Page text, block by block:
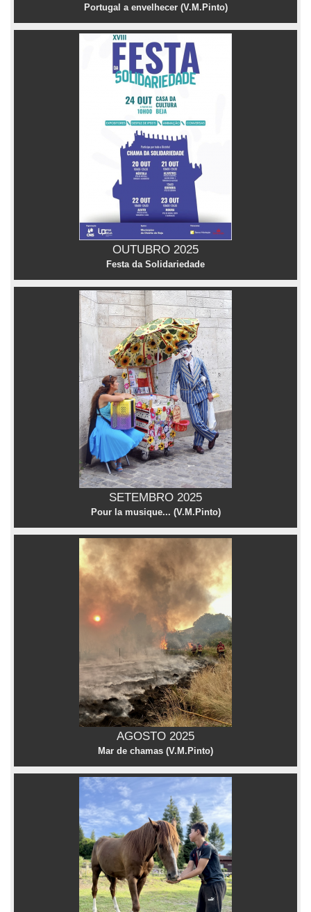
Portugal a envelhecer (V.M.Pinto)
OUTUBRO 2025
Festa da Solidariedade
SETEMBRO 2025
Pour la musique... (V.M.Pinto)
AGOSTO 2025
Mar de chamas (V.M.Pinto)